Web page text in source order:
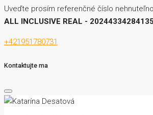
Uveďte prosím referenčné číslo
ALL INCLUSIVE REAL - 20244334284135
+421951780731
Kontaktujte ma